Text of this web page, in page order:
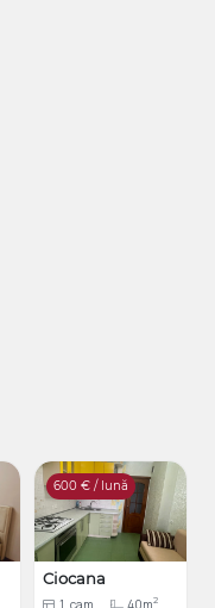
600 € / lună
Ciocana
2